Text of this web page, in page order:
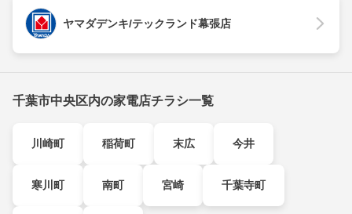
ヤマダデンキ/テックランド幕張店
千葉市中央区内の家電店チラシ一覧
川崎町 稲荷町 末広 今井
寒川町 南町 宮崎 千葉寺町